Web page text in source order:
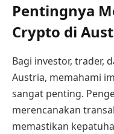
Pentingnya
Crypto di
Bagi investor, trader,
Austria, memahami
sangat penting.
merencanakan
memastikan